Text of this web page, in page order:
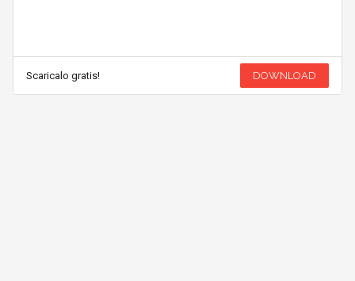
Scaricalo gratis! DOWNLOAD